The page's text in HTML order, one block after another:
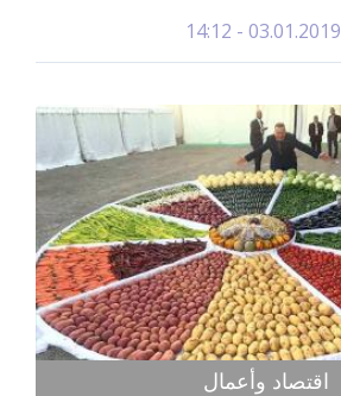
03.01.2019 - 14:12
اقتصاد وأعمال